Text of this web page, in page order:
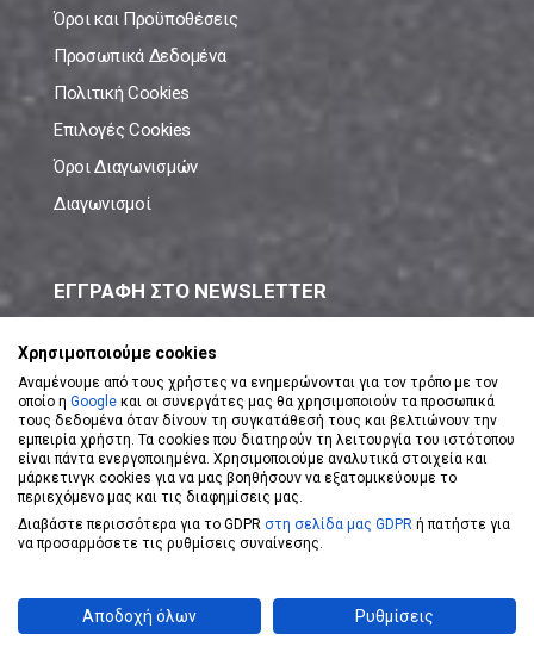
Όροι και Προϋποθέσεις
Προσωπικά Δεδομένα
Πολιτική Cookies
Επιλογές Cookies
Όροι Διαγωνισμών
Διαγωνισμοί
ΕΓΓΡΑΦΗ ΣΤΟ NEWSLETTER
ΕΓΓΡΑΦΗ ΣΤΟ NEWSLETTER
Αποδέχομαι τουςΌρους Χρήσης
Powered byeShopKeyDesigned byKoolmetrix
Χρησιμοποιούμε cookies
Αναμένουμε από τους χρήστες να ενημερώνονται για τον τρόπο με τον
οποίο η Google και οι συνεργάτες μας θα χρησιμοποιούν τα προσωπικά
τους δεδομένα όταν δίνουν τη συγκατάθεσή τους και βελτιώνουν την
εμπειρία χρήστη. Τα cookies που διατηρούν τη λειτουργία του ιστότοπου
είναι πάντα ενεργοποιημένα. Χρησιμοποιούμε αναλυτικά στοιχεία και
μάρκετινγκ cookies για να μας βοηθήσουν να εξατομικεύουμε το
περιεχόμενο μας και τις διαφημίσεις μας.
Διαβάστε περισσότερα για το GDPR στη σελίδα μας GDPR ή πατήστε για
να προσαρμόσετε τις ρυθμίσεις συναίνεσης.
Αποδοχή όλων Ρυθμίσεις